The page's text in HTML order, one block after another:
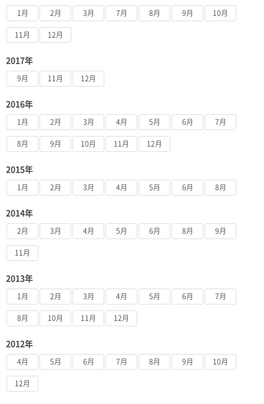
1月 2月 3月 7月 8月 9月 10月
11月 12月
2017年
9月 11月 12月
2016年
1月 2月 3月 4月 5月 6月 7月
8月 9月 10月 11月 12月
2015年
1月 2月 3月 4月 5月 6月 8月
2014年
2月 3月 4月 5月 6月 8月 9月
11月
2013年
1月 2月 3月 4月 5月 6月 7月
8月 10月 11月 12月
2012年
4月 5月 6月 7月 8月 9月 10月
12月